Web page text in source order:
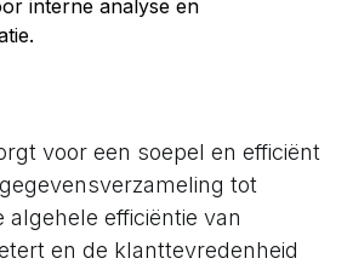
interne analyse en
voor een soepel en efficiënt
tot
efficiëntie van
en de klanttevredenheid